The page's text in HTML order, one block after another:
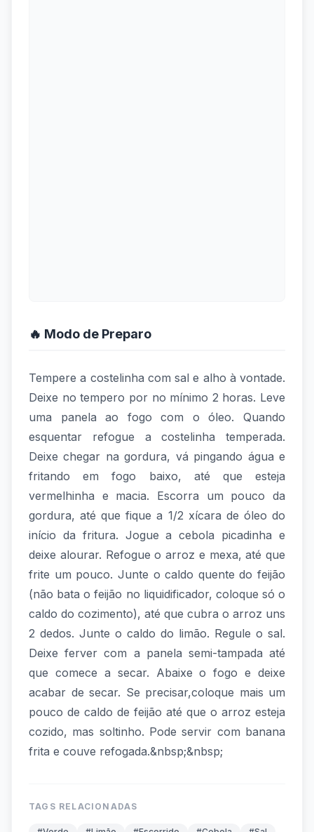
🔥 Modo de Preparo
Tempere a costelinha com sal e alho à vontade.
Deixe no tempero por no mínimo 2 horas. Leve
uma panela ao fogo com o óleo. Quando
esquentar refogue a costelinha temperada.
Deixe chegar na gordura, vá pingando água e
fritando em fogo baixo, até que esteja
vermelhinha e macia. Escorra um pouco da
gordura, até que fique a 1/2 xícara de óleo do
início da fritura. Jogue a cebola picadinha e
deixe alourar. Refogue o arroz e mexa, até que
frite um pouco. Junte o caldo quente do feijão
(não bata o feijão no liquidificador, coloque só o
caldo do cozimento), até que cubra o arroz uns
2 dedos. Junte o caldo do limão. Regule o sal.
Deixe ferver com a panela semi-tampada até
que comece a secar. Abaixe o fogo e deixe
acabar de secar. Se precisar,coloque mais um
pouco de caldo de feijão até que o arroz esteja
cozido, mas soltinho. Pode servir com banana
frita e couve refogada.&nbsp;&nbsp;
TAGS RELACIONADAS